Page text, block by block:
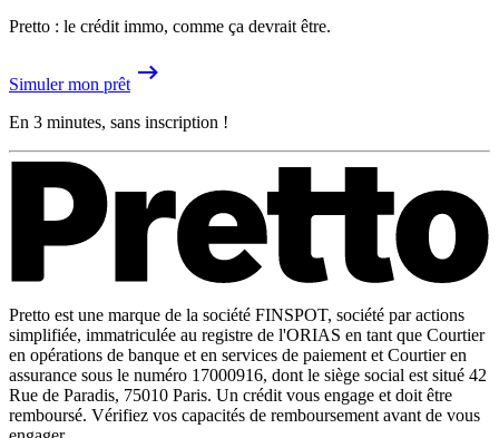
Pretto : le crédit immo, comme ça devrait être.
Simuler mon prêt
En 3 minutes, sans inscription !
Pretto est une marque de la société FINSPOT, société par actions
simplifiée, immatriculée au registre de l'ORIAS en tant que Courtier
en opérations de banque et en services de paiement et Courtier en
assurance sous le numéro 17000916, dont le siège social est situé 42
Rue de Paradis, 75010 Paris. Un crédit vous engage et doit être
remboursé. Vérifiez vos capacités de remboursement avant de vous